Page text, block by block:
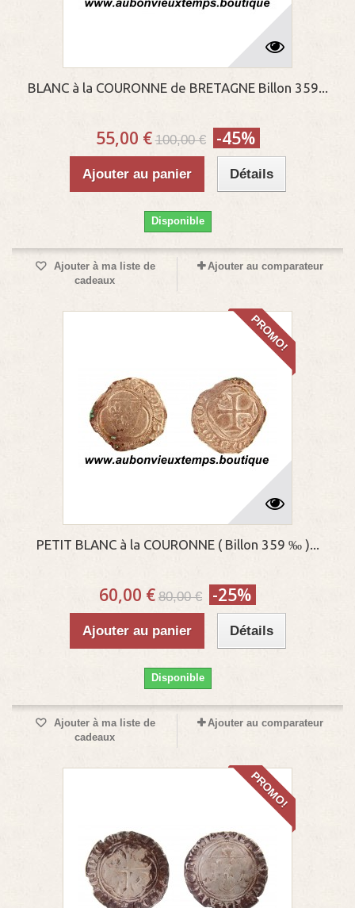
BLANC à la COURONNE de BRETAGNE Billon 359...
55,00 € 100,00 € -45%
Ajouter au panier Détails
Disponible
Ajouter à ma liste de
cadeaux
Ajouter au comparateur
PROMO!
PETIT BLANC à la COURONNE ( Billon 359 ‰ )...
60,00 € 80,00 € -25%
Ajouter au panier Détails
Disponible
Ajouter à ma liste de
cadeaux
Ajouter au comparateur
PROMO!